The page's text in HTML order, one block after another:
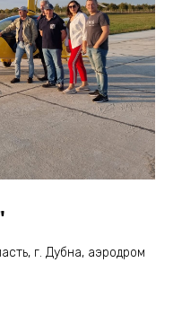
г. Дубна, аэродром